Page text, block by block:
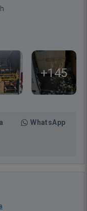
+145
WhatsApp